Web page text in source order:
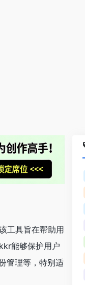
工具旨在帮助用
能够保护用户
管理等，特别适